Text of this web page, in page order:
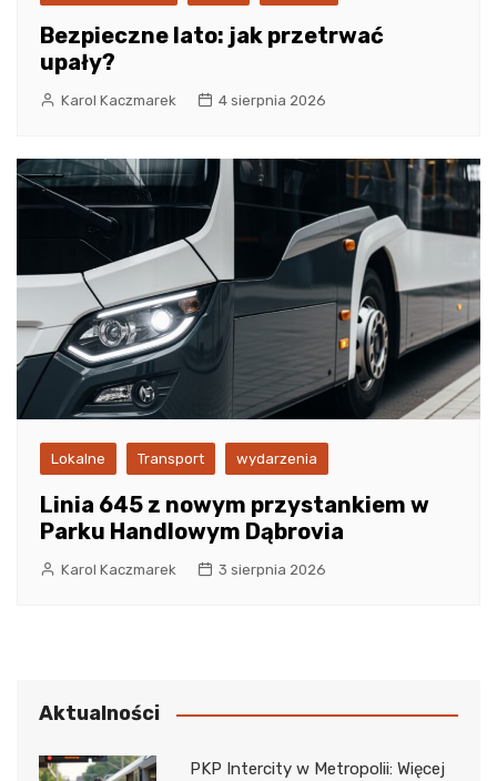
Bezpieczne lato: jak przetrwać
upały?
Karol Kaczmarek 4 sierpnia 2026
Lokalne Transport wydarzenia
Linia 645 z nowym przystankiem w
Parku Handlowym Dąbrovia
Karol Kaczmarek 3 sierpnia 2026
Aktualności
PKP Intercity w Metropolii: Więcej